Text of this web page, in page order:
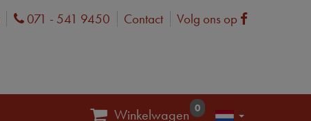
Phone
071 - 541 9450 Contact Volg ons op Facebook
Winkelwagen 0